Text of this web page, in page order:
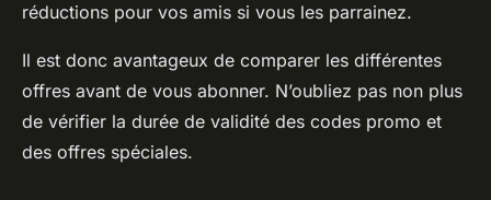
réductions pour vos amis si vous les parrainez.
Il est donc avantageux de comparer les différentes
offres avant de vous abonner. N’oubliez pas non plus
de vérifier la durée de validité des codes promo et
des offres spéciales.